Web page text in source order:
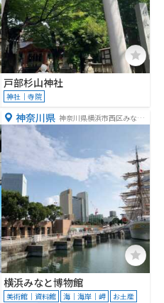
戸部杉山神社
神社｜寺院
神奈川県 神奈川県横浜市西区みなと
横浜みなと博物館
美術館｜資料館 海｜海岸｜岬
お土産